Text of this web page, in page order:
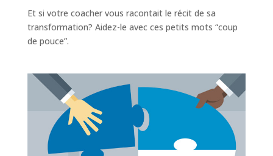
Et si votre coacher vous racontait le récit de sa
transformation? Aidez-le avec ces petits mots “coup
de pouce”.